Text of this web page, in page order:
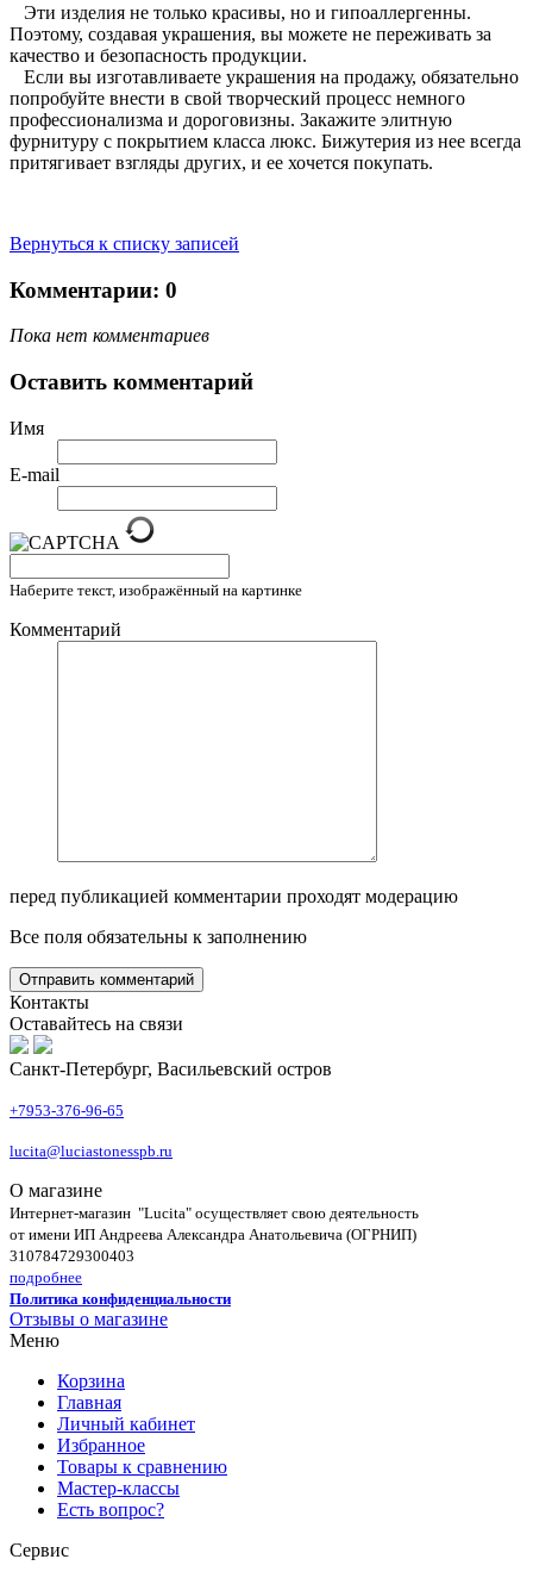
Эти изделия не только красивы, но и гипоаллергенны.
Поэтому, создавая украшения, вы можете не переживать за
качество и безопасность продукции.
Если вы изготавливаете украшения на продажу, обязательно
попробуйте внести в свой творческий процесс немного
профессионализма и дороговизны. Закажите элитную
фурнитуру с покрытием класса люкс. Бижутерия из нее всегда
притягивает взгляды других, и ее хочется покупать.
Вернуться к списку записей
Комментарии: 0
Пока нет комментариев
Оставить комментарий
Имя
E-mail
Наберите текст, изображённый на картинке
Комментарий
перед публикацией комментарии проходят модерацию
Все поля обязательны к заполнению
Контакты
Оставайтесь на связи
Санкт-Петербург, Васильевский остров
+7953-376-96-65
lucita@luciastonesspb.ru
О магазине
Интернет-магазин "Lucita" осуществляет свою деятельность
от имени ИП Андреева Александра Анатольевича (ОГРНИП)
310784729300403
подробнее
Политика конфиденциальности
Отзывы о магазине
Меню
Корзина
Главная
Личный кабинет
Избранное
Товары к сравнению
Мастер-классы
Есть вопрос?
Сервис